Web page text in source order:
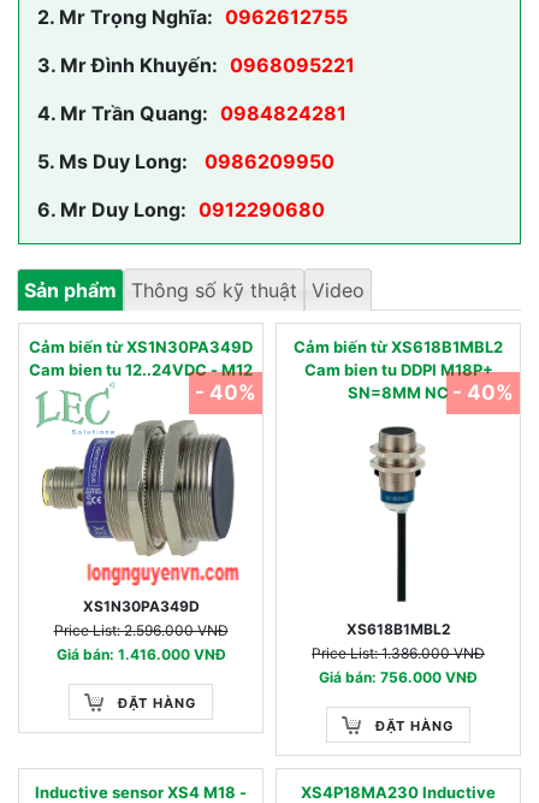
2. Mr Trọng Nghĩa: 0962612755
3. Mr Đình Khuyến: 0968095221
4. Mr Trần Quang: 0984824281
5. Ms Duy Long:
0986209950
6. Mr Duy Long: 0912290680
Sản phẩm Thông số kỹ thuật Video
Cảm biến từ XS1N30PA349D
Cam bien tu 12..24VDC - M12
XS1N30PA349D
Price List: 2.596.000 VNĐ
Giá bán: 1.416.000 VNĐ
ĐẶT HÀNG
- 40%
Cảm biến từ XS618B1MBL2
Cam bien tu DDPI M18P+
SN=8MM NC
XS618B1MBL2
Price List: 1.386.000 VNĐ
Giá bán: 756.000 VNĐ
ĐẶT HÀNG
- 40%
Inductive sensor XS4 M18 -
XS4P18MA230 Inductive